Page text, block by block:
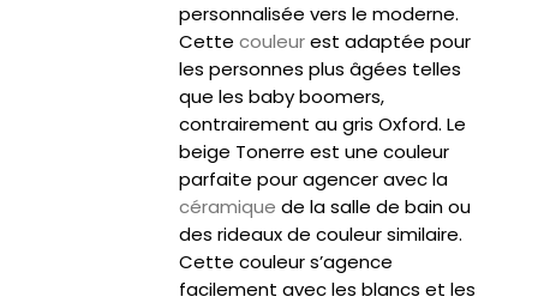
personnalisée vers le moderne.
Cette couleurest adaptée pour
les personnes plus âgées telles
que les baby boomers,
contrairement au gris Oxford. Le
beige Tonerre est une couleur
parfaite pour agencer avec la
céramique de la salle de bain ou
des rideaux de couleur similaire.
Cette couleur s’agence
facilement avec les blancs et les